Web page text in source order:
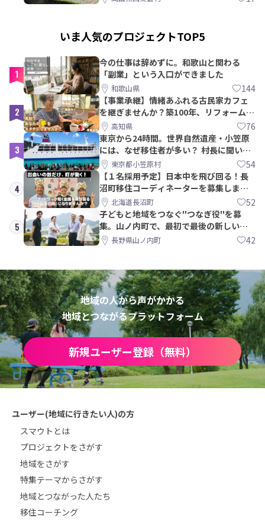
いま人気のプロジェクトTOP5
1
今の仕事は辞めずに。和歌山と関わる
「副業」という入口ができました
和歌山県 144
2
【事業承継】情緒あふれる古民家カフェ
を継ぎませんか？築100年、リフォームか
ら約10年！
高知県 76
3
東京から24時間。世界自然遺産・小笠原
には、なぜ移住者が多い？ 村長に聞いて
みた東京都小笠原村 54
4
【１名採用予定】日本中を飛び回る！長
沼町移住コーディネーターを募集しま
す！北海道長沼町 52
5
子どもと地域をつなぐ"つなぎ役"を募
集。山ノ内町で、最初で最後の新しい学
校づくりを一緒に
長野県山ノ内町 42
地域の人から声がかかる
地域とつながるプラットフォーム
新規ユーザー登録（無料）
ユーザー(地域に行きたい人)の方
スマウトとは
プロジェクトをさがす
地域をさがす
特集テーマからさがす
地域とつながった人たち
移住コーチング